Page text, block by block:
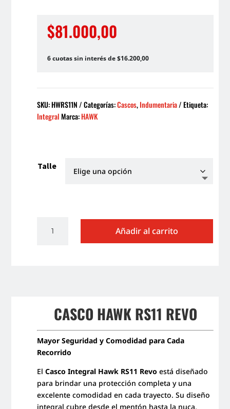
$81.000,00
6 cuotas sin interés de $16.200,00
SKU:HWRS11N Categorías:Cascos,Indumentaria Etiqueta:
Integral Marca:HAWK
Talle
INTEGRAL
Añadir al carrito
CASCO HAWK RS11 REVO
Mayor Seguridad y Comodidad para Cada
Recorrido
ElCasco Integral Hawk RS11 Revo está diseñado
para brindar una protección completa y una
excelente comodidad en cada trayecto. Su diseño
integral cubre desde el mentón hasta la nuca,